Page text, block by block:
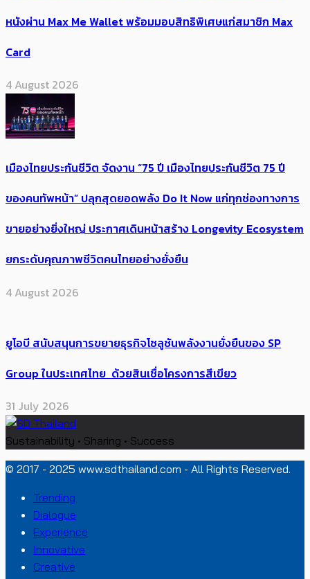
หนังผ่าน Max Me Wallet พร้อมมอบสิทธิพิเศษแก่สมาชิก Max
Card
4 August 2026
เมืองไทยประกันชีวิต จัดงาน “75 ปี เมืองไทยประกันชีวิต 75 ปี
ของคนทัพหน้า” ปลุกสุดยอดพลัง Do It Now แก่ทุกช่องทางการ
ขายอย่างยิ่งใหญ่ ประกาศเดินหน้าสร้าง Longevity Ecosystem
ยกระดับคุณภาพชีวิตคนไทยอย่างยั่งยืน
4 August 2026
ยูโอบี สนับสนุนการขยายธุรกิจโซลูชันพลังงานยั่งยืนของ SP
Group ในประเทศไทย ด้วยสินเชื่อโครงการสีเขียว
31 July 2026
Sustainability • Sharing • Success
© 2017 - 2025 www.sdthailand.com - All Rights Reserved.
Trending
Dialogue
Experience
Innovative
Creative